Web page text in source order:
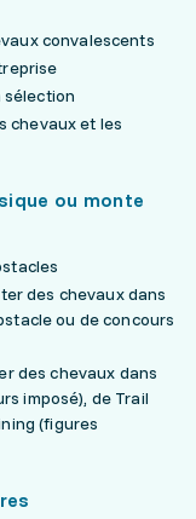
convalescents
sélection
chevaux et les
ou monte
des chevaux dans
ou de concours
des chevaux dans
imposé), de Trail
(figures